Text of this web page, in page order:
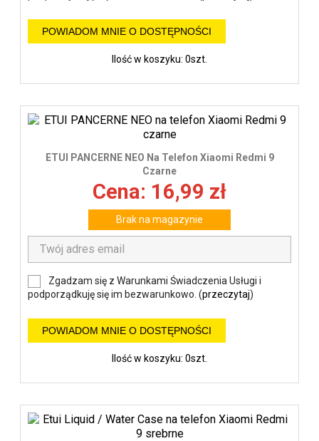
POWIADOM MNIE O DOSTĘPNOŚCI
Ilość w koszyku: 0szt.
ETUI PANCERNE NEO Na Telefon Xiaomi Redmi 9
Czarne
Cena: 16,99 zł
Brak na magazynie
Zgadzam się z Warunkami Świadczenia Usługi i
podporządkuję się im bezwarunkowo. (przeczytaj)
POWIADOM MNIE O DOSTĘPNOŚCI
Ilość w koszyku: 0szt.